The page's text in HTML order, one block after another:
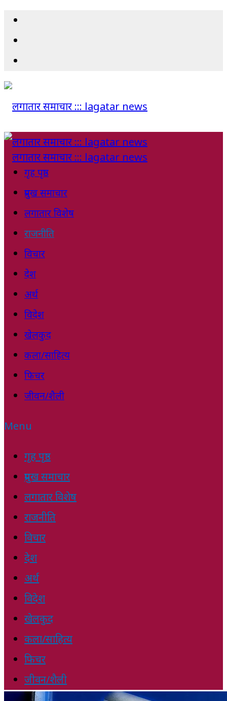
गृह पृष्ठ
प्रमुख समाचार
लगातार विशेष
राजनीति
विचार
देश
अर्थ
विदेश
खेलकुद
कला/साहित्य
फिचर
जीवन/शैली
Menu
गृह पृष्ठ
प्रमुख समाचार
लगातार विशेष
राजनीति
विचार
देश
अर्थ
विदेश
खेलकुद
कला/साहित्य
फिचर
जीवन/शैली